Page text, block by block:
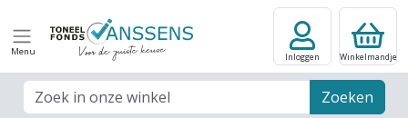
Menu
Zoek veld Zoeken
Inloggen Winkelmandje